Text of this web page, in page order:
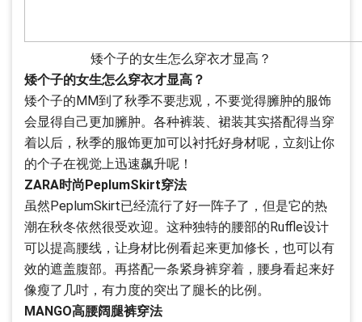
矮个子的女生怎么穿衣才显高？
矮个子的女生怎么穿衣才显高？
矮个子的MM到了秋季不要悲观，不要觉得臃肿的服饰
会显得自己更加臃肿。各种裤装、裙装其实搭配得当穿
着以后，秋季的服饰更加可以衬托好身材呢，立刻让你
的个子在视觉上迅速飙升呢！
ZARA时尚PeplumSkirt穿法
虽然PeplumSkirt已经流行了好一阵子了，但是它的热
潮在秋冬依然很受欢迎。这种独特的腰部的Ruffle设计
可以提高腰线，让身材比例看起来更加修长，也可以有
效的遮盖腹部。再搭配一条紧身裤穿着，腰身看起来好
像瘦了几吋，有力度的突出了腿长的比例。
MANGO高腰阔腿裤穿法